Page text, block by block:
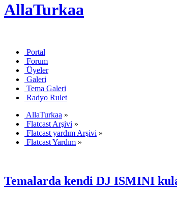
AllaTurkaa
Portal
Forum
Üyeler
Galeri
Tema Galeri
Radyo Rulet
AllaTurkaa »
Flatcast Arşivi »
Flatcast yardım Arşivi »
Flatcast Yardım »
Temalarda kendi DJ ISMINI